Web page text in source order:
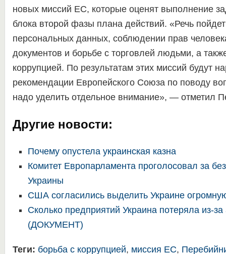
новых миссий ЕС, которые оценят выполнение
блока второй фазы плана действий. «Речь
персональных данных, соблюдении прав
документов и борьбе с торговлей людьми, а
коррупцией. По результатам этих миссий будут
рекомендации Европейского Союза по поводу
надо уделить отдельное внимание», — отметил
Другие новости:
Почему опустела украинская казна
Комитет Европарламента проголосовал за
Украины
США согласились выделить Украине
Сколько предприятий Украина потеряла из-
(ДОКУМЕНТ)
Теги: борьба с коррупцией, миссия ЕС,